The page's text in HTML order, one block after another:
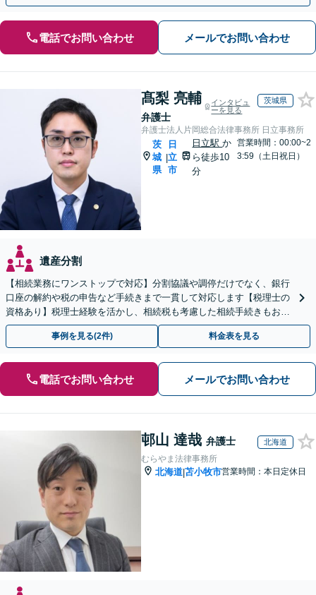
電話でお問い合わせ メールでお問い合わせ
髙梨 亮輔
弁護士
インタビュ
ーを見る
茨城県
弁護士法人片岡総合法律事務所 日立事務所
茨
城
県
|
日
立
市
日立駅か
ら徒歩10
分
営業時間：00:00~2
3:59（土日祝日）
遺産分割
【相続業務にワンストップで対応】分割協議や調停だけでなく、銀行
口座の解約や税の申告など手続きまで一貫して対応します【税理士の
資格あり】税理士経験を活かし、相続税も考慮した相続手続きもお任
せください【初回相談無料】任意後見や生前贈与なども対応
事例を見る(2件) 料金表を見る
電話でお問い合わせ メールでお問い合わせ
邨山 達哉 弁護士 北海道
むらやま法律事務所
北海道|苫小牧市営業時間：本日定休日